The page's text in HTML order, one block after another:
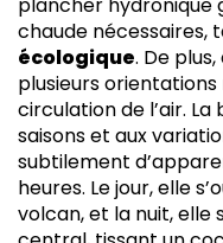
chaude nécessaires,
écologique. De
plusieurs
circulation de l’air.
saisons et aux
subtilement
heures. Le jour, elle
volcan, et la nuit, elle